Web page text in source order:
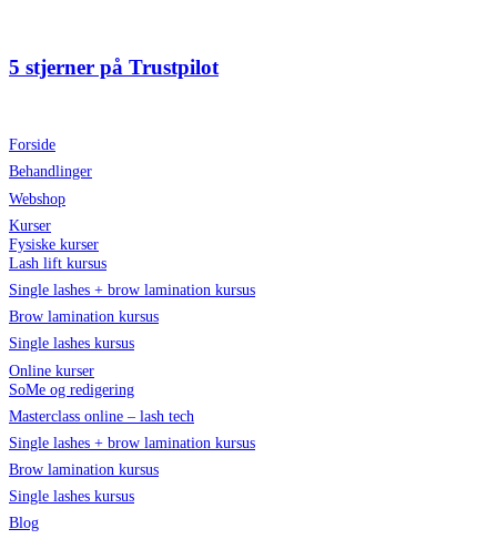
indhold
5 stjerner på Trustpilot
Forside
Behandlinger
Webshop
Kurser
Fysiske kurser
Lash lift kursus
Single lashes + brow lamination kursus
Brow lamination kursus
Single lashes kursus
Online kurser
SoMe og redigering
Masterclass online – lash tech
Single lashes + brow lamination kursus
Brow lamination kursus
Single lashes kursus
Blog